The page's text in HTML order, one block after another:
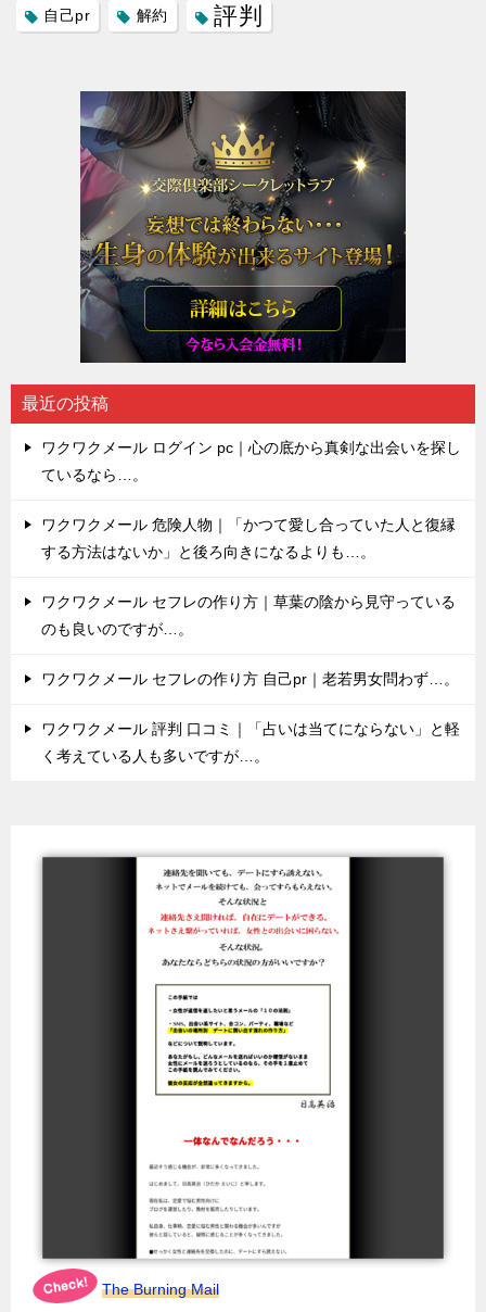
自己pr 解約 評判
最近の投稿
ワクワクメール ログイン pc｜心の底から真剣な出会いを探し
ているなら…。
ワクワクメール 危険人物｜「かつて愛し合っていた人と復縁
する方法はないか」と後ろ向きになるよりも…。
ワクワクメール セフレの作り方｜草葉の陰から見守っている
のも良いのですが…。
ワクワクメール セフレの作り方 自己pr｜老若男女問わず…。
ワクワクメール 評判 口コミ｜「占いは当てにならない」と軽
く考えている人も多いですが…。
The Burning Mail